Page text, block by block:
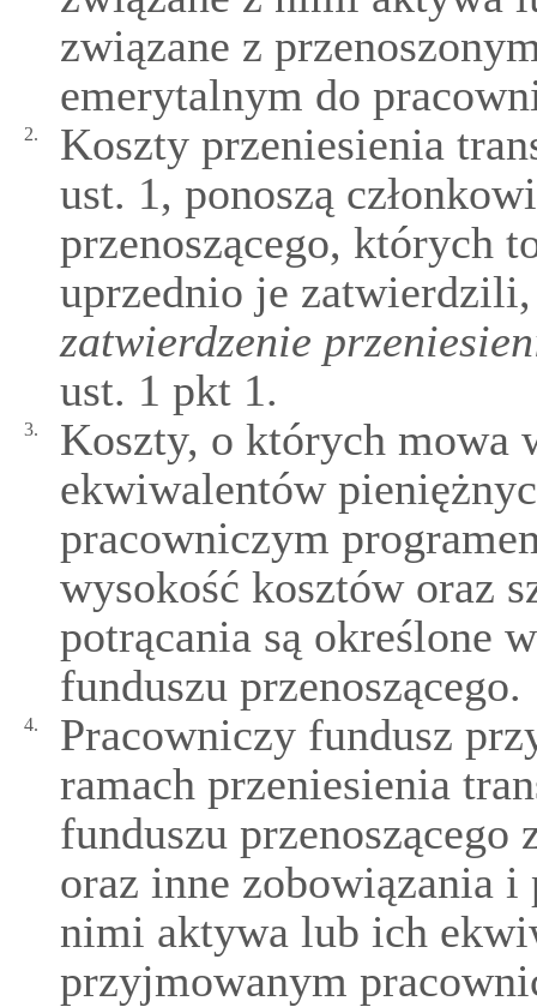
związane z
emerytalnym do
2.
Koszty przeniesienia
ust. 1, ponoszą
przenoszącego, których
uprzednio je
zatwierdzenie
ust. 1 pkt 1.
3.
Koszty, o których mowa
ekwiwalentów
pracowniczym
wysokość kosztów oraz
potrącania są określone
funduszu przenoszącego.
4.
Pracowniczy fundusz
ramach przeniesienia
funduszu przenoszącego
oraz inne zobowiązania
nimi aktywa lub ich
przyjmowanym